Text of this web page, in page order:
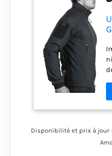
Disponibilité et prix à jour